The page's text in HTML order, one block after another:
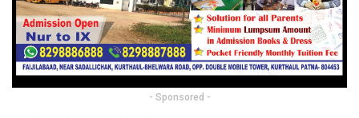
- Sponsored -